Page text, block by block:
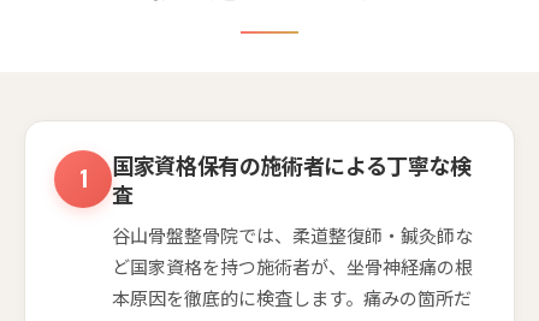
国家資格保有の施術者による丁寧な検
査
谷山骨盤整骨院では、柔道整復師・鍼灸師な
ど国家資格を持つ施術者が、坐骨神経痛の根
本原因を徹底的に検査します。痛みの箇所だ